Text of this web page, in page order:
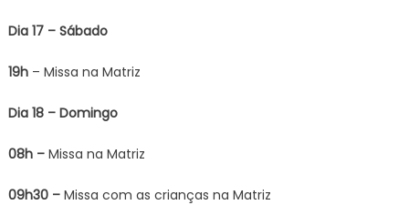
Dia 17 – Sábado
19h – Missa na Matriz
Dia 18 – Domingo
08h – Missa na Matriz
09h30 – Missa com as crianças na Matriz